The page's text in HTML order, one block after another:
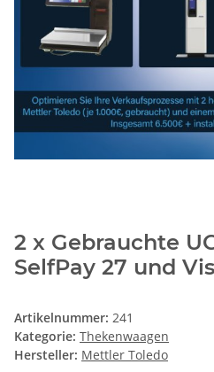
2 x Gebrauchte
SelfPay 27 und
Artikelnummer: 241
Kategorie: Thekenwaagen
Hersteller: Mettler Toledo